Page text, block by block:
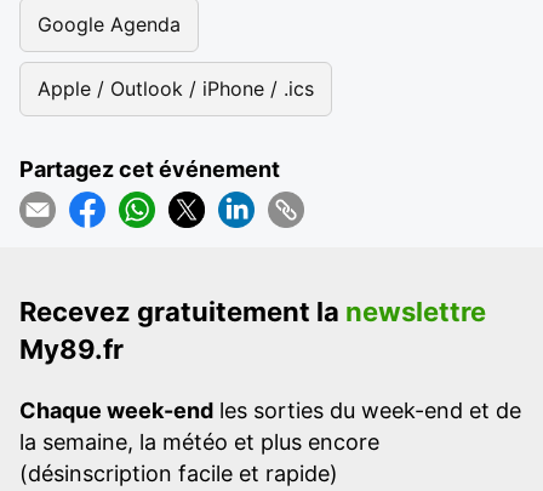
Google Agenda
Apple / Outlook / iPhone / .ics
Partagez cet événement
Recevez gratuitement la newslettre
My89.fr
Chaque week-end les sorties du week-end et de
la semaine, la météo et plus encore
(désinscription facile et rapide)